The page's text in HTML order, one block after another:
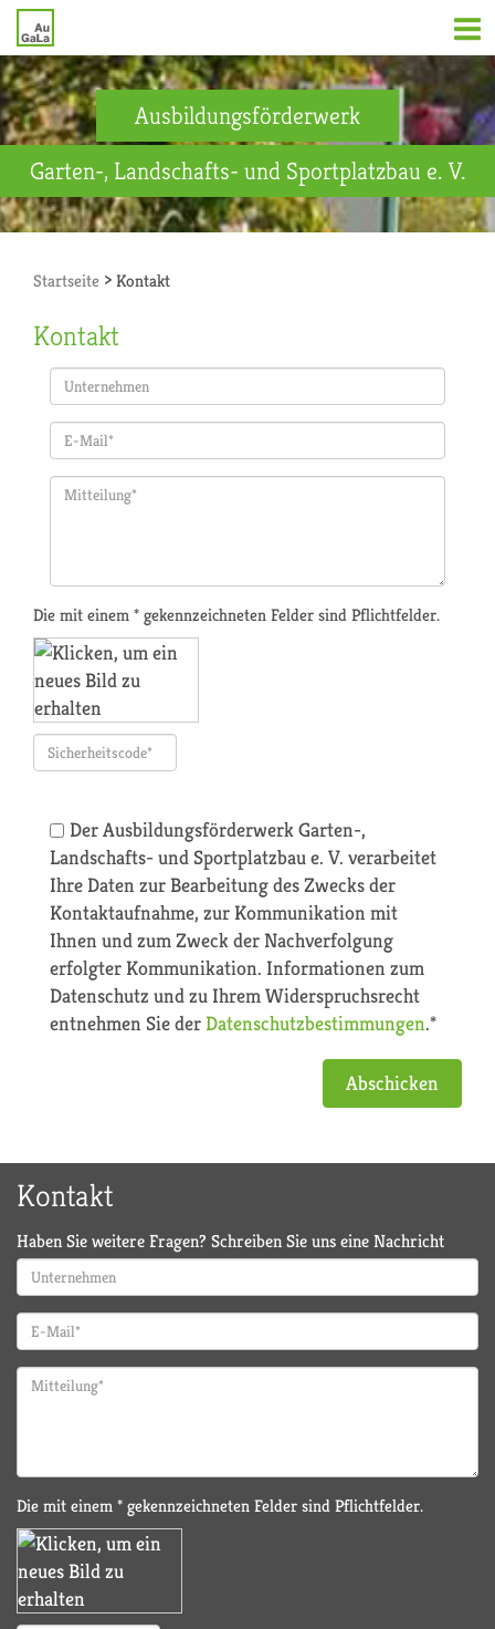
Ausbildungsförderwerk
Garten-, Landschafts- und Sportplatzbau e. V.
Startseite > Kontakt
Kontakt
Die mit einem * gekennzeichneten Felder sind Pflichtfelder.
Der Ausbildungsförderwerk Garten-,
Landschafts- und Sportplatzbau e. V. verarbeitet
Ihre Daten zur Bearbeitung des Zwecks der
Kontaktaufnahme, zur Kommunikation mit
Ihnen und zum Zweck der Nachverfolgung
erfolgter Kommunikation. Informationen zum
Datenschutz und zu Ihrem Widerspruchsrecht
entnehmen Sie derDatenschutzbestimmungen.*
Abschicken
Kontakt
Haben Sie weitere Fragen? Schreiben Sie uns eine Nachricht
Die mit einem * gekennzeichneten Felder sind Pflichtfelder.